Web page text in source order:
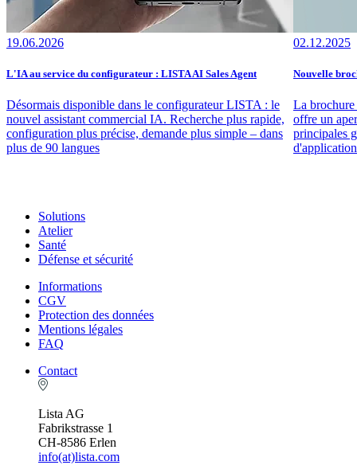
19.06.2026
L'IA au service du configurateur : LISTA AI Sales Agent
Désormais disponible dans le configurateur LISTA : le
nouvel assistant commercial IA. Recherche plus rapide,
configuration plus précise, demande plus simple – dans
plus de 90 langues
02.12.2025
Nouvelle
La
offre un
principales
Solutions
Atelier
Santé
Défense et sécurité
Informations
CGV
Protection des données
Mentions légales
FAQ
Contact
Lista AG
Fabrikstrasse 1
CH-8586 Erlen
info(at)lista.com